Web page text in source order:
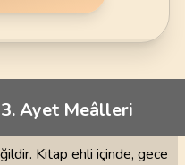
Ayet Meâlleri
Kitap ehli içinde, gece